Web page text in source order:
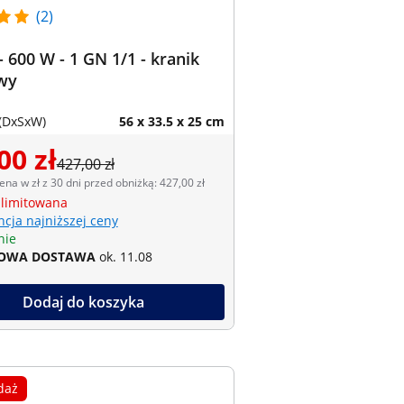
(2)
600 W - 1 GN 1/1 - kranik
56 x 33.5 x 25 cm
zł427,00 zł
w zł z 30 dni przed obniżką: 427,00 zł
najniższej ceny
DOSTAWA ok. 11.08
Dodaj do koszyka